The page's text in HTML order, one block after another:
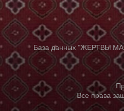
База данных "ЖЕРТВЫ
Все права